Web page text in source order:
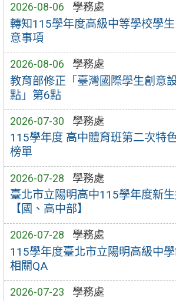
2026-08-06 學務處
轉知115學年度高級中等學校學
意事項
2026-08-06 學務處
教育部修正「臺灣國際學生創意
點」第6點
2026-07-30 學務處
115學年度 高中體育班第二次特
榜單
2026-07-28 學務處
臺北市立陽明高中115學年度新
【國、高中部】
2026-07-28 學務處
115學年度臺北市立陽明高級中
相關QA
2026-07-23 學務處